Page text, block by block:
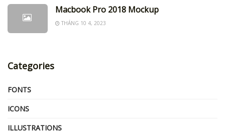
Macbook Pro 2018 Mockup
THÁNG 10 4, 2023
Categories
FONTS
ICONS
ILLUSTRATIONS